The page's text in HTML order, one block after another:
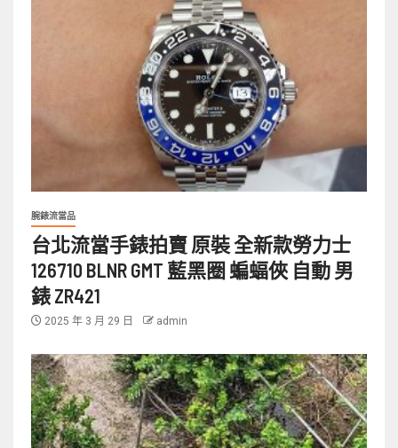
腕錶流當品
台北流當手錶拍賣 原裝 全新款勞力士
126710 BLNR GMT 藍黑圈 蝙蝠俠 自動 男
錶 ZR421
2025 年 3 月 29 日 admin